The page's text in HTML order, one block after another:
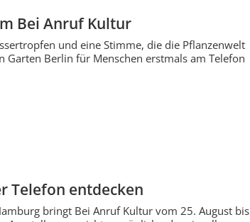
Bei Anruf Kultur
und eine Stimme, die die Pflanzenwelt
Berlin für Menschen erstmals am Telefon
Telefon entdecken
bringt Bei Anruf Kultur vom 25. August bis